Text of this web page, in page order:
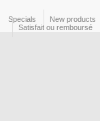
Specials New products
Satisfait ou remboursé